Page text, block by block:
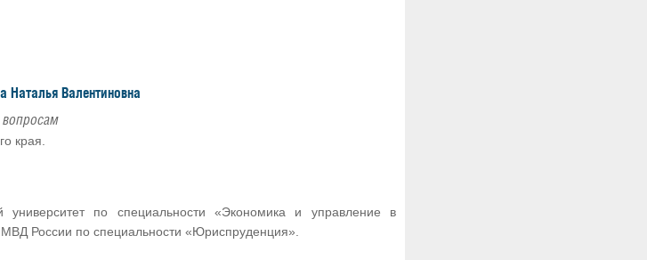
Наталья Валентиновна
вопросам
края.
университет по специальности «Экономика и управление в
России по специальности «Юриспруденция».